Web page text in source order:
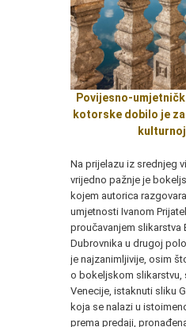
Povijesno-
kotorske dobilo je
Na prijelazu iz srednjeg
vrijedno pažnje je
kojem autorica
umjetnosti Ivanom
proučavanjem slikarstva
Dubrovnika u drugoj
je najzanimljivije, osim
o bokeljskom slikarstvu,
Venecije, istaknuti sliku
koja se nalazi u
prema predaji,